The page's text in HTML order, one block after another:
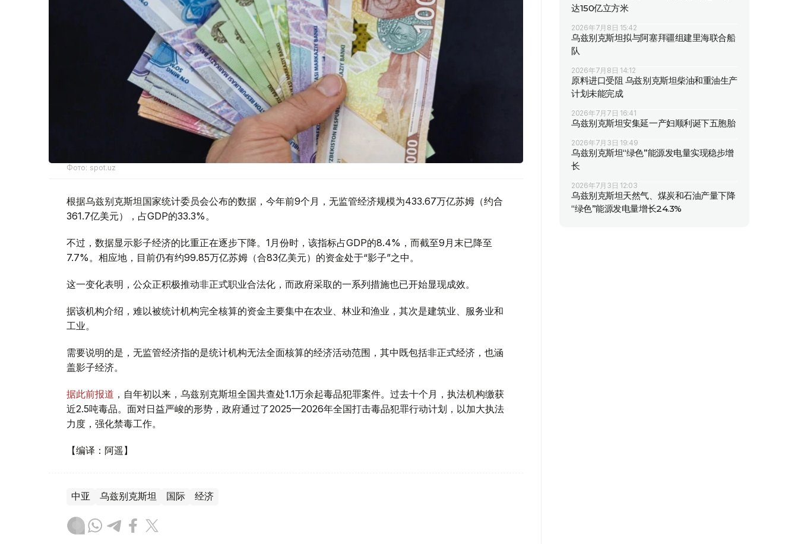
Фото: spot.uz
根据乌兹别克斯坦国家统计委员会公布的数据，今年前9个月，无监管经济规模为433.67万亿苏姆（约合
361.7亿美元），占GDP的33.3%。
不过，数据显示影子经济的比重正在逐步下降。1月份时，该指标占GDP的8.4%，而截至9月末已降至
7.7%。相应地，目前仍有约99.85万亿苏姆（合83亿美元）的资金处于“影子”之中。
这一变化表明，公众正积极推动非正式职业合法化，而政府采取的一系列措施也已开始显现成效。
据该机构介绍，难以被统计机构完全核算的资金主要集中在农业、林业和渔业，其次是建筑业、服务业和
工业。
需要说明的是，无监管经济指的是统计机构无法全面核算的经济活动范围，其中既包括非正式经济，也涵
盖影子经济。
据此前报道 ，自年初以来，乌兹别克斯坦全国共查处1.1万余起毒品犯罪案件。过去十个月，执法机构缴获
近2.5吨毒品。面对日益严峻的形势，政府通过了2025—2026年全国打击毒品犯罪行动计划，以加大执法
力度，强化禁毒工作。
【编译：阿遥】
中亚 乌兹别克斯坦 国际 经济
达150亿立方米
2026年7月8日 15:42
乌兹别克斯坦拟与阿塞拜疆组建里海联合船
队
2026年7月8日 14:12
原料进口受阻 乌兹别克斯坦柴油和重油生产
计划未能完成
2026年7月7日 16:41
乌兹别克斯坦安集延一产妇顺利诞下五胞胎
2026年7月3日 19:49
乌兹别克斯坦“绿色”能源发电量实现稳步增
长
2026年7月3日 12:03
乌兹别克斯坦天然气、煤炭和石油产量下降
“绿色”能源发电量增长24.3%